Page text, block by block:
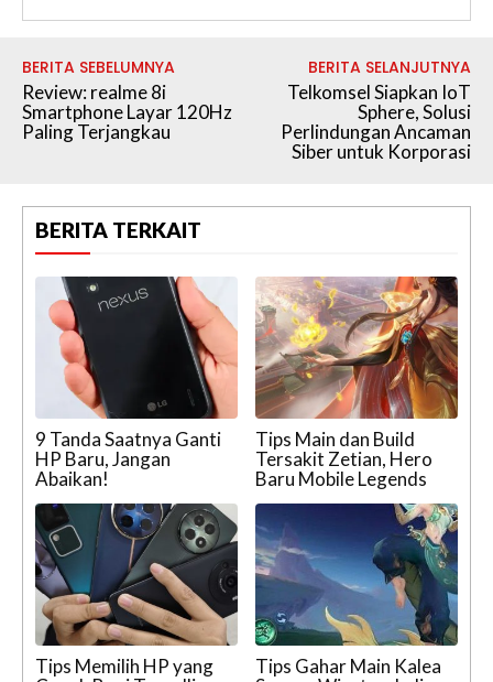
BERITA SEBELUMNYA
Review: realme 8i
Smartphone Layar 120Hz
Paling Terjangkau
BERITA SELANJUTNYA
Telkomsel Siapkan IoT
Sphere, Solusi
Perlindungan Ancaman
Siber untuk Korporasi
BERITA TERKAIT
9 Tanda Saatnya Ganti
HP Baru, Jangan
Abaikan!
Tips Main dan Build
Tersakit Zetian, Hero
Baru Mobile Legends
Tips Memilih HP yang
Tips Gahar Main Kalea